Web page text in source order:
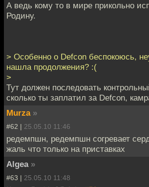
А ведь кому то в мире прикольно
Родину.
> Особенно о Defcon беспокоюсь,
нашла продолжения? :(
>
Тут должен последовать
сколько ты заплатил за Defcon,
Murza »
#62 | 25.05.10 11:46
редемпшн, редемпшн согревает
жаль что только на приставках
Algea »
#63 | 25.05.10 11:48